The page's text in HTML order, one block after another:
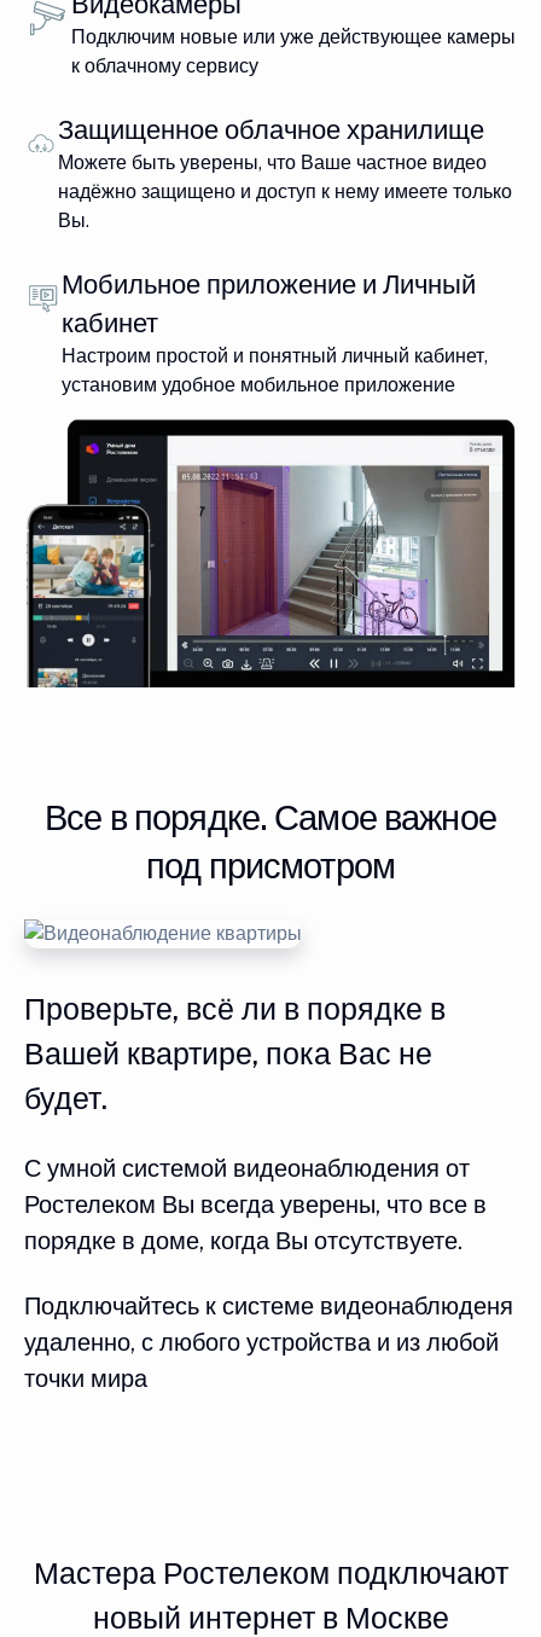
Подключим новые или уже действующее камеры
к облачному сервису
Защищенное облачное хранилище
Можете быть уверены, что Ваше частное видео
надёжно защищено и доступ к нему имеете только
Вы.
Мобильное приложение и Личный
кабинет
Настроим простой и понятный личный кабинет,
установим удобное мобильное приложение
Все в порядке. Самое важное
под присмотром
Проверьте, всё ли в порядке в
Вашей квартире, пока Вас не
будет.
С умной системой видеонаблюдения от
Ростелеком Вы всегда уверены, что все в
порядке в доме, когда Вы отсутствуете.
Подключайтесь к системе видеонаблюденя
удаленно, с любого устройства и из любой
точки мира
Мастера Ростелеком подключают
новый интернет в Москве